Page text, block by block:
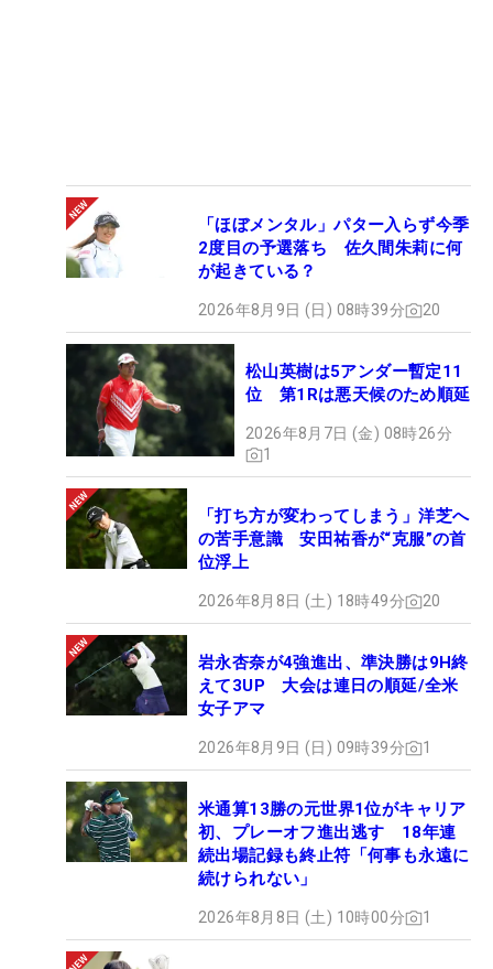
「ほぼメンタル」パター入らず今季
2度目の予選落ち 佐久間朱莉に何
が起きている？
2026年8月9日 (日) 08時39分 20
松山英樹は5アンダー暫定11
位 第1Rは悪天候のため順延
2026年8月7日 (金) 08時26分
1
「打ち方が変わってしまう」洋芝へ
の苦手意識 安田祐香が“克服”の首
位浮上
2026年8月8日 (土) 18時49分 20
岩永杏奈が4強進出、準決勝は9H終
えて3UP 大会は連日の順延/全米
女子アマ
2026年8月9日 (日) 09時39分 1
米通算13勝の元世界1位がキャリア
初、プレーオフ進出逃す 18年連
続出場記録も終止符「何事も永遠に
続けられない」
2026年8月8日 (土) 10時00分 1